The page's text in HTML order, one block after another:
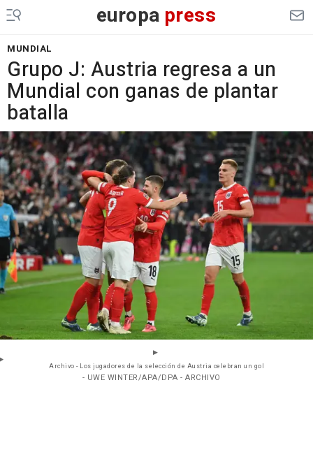
europa press
MUNDIAL
Grupo J: Austria regresa a un
Mundial con ganas de plantar
batalla
Archivo - Los jugadores de la selección de Austria celebran un gol
- UWE WINTER/APA/DPA - ARCHIVO